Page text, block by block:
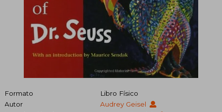
Formato
Libro Físico
Autor
Audrey Geisel